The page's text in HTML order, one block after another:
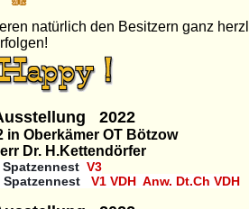
natürlich den Besitzern ganz
2022
in Oberkämer OT Bötzow
Dr. H.Kettendörfer
V3
V1 VDH Anw. Dt.Ch VDH